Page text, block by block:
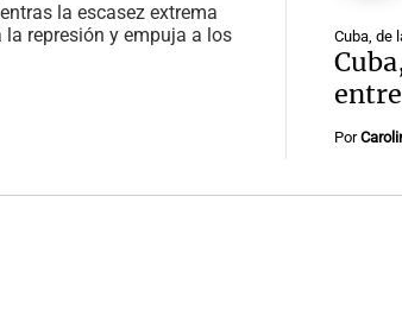
la escasez extrema
represión y empuja a los
Cuba, de
Por